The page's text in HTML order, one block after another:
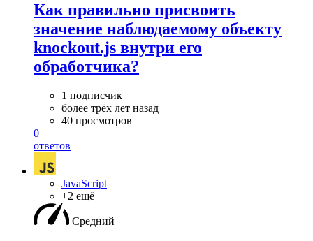
Как правильно присвоить
значение наблюдаемому объекту
knoсkout.js внутри его
обработчика?
1 подписчик
более трёх лет назад
40 просмотров
0
ответов
JavaScript
+2 ещё
Средний